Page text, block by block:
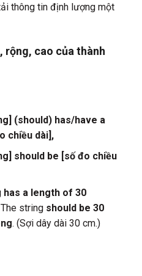
thông tin định lượng một
rộng, cao của thành
(should) has/have a
chiều dài],
should be [số đo chiều
has a length of 30
string should be 30
. (Sợi dây dài 30 cm.)